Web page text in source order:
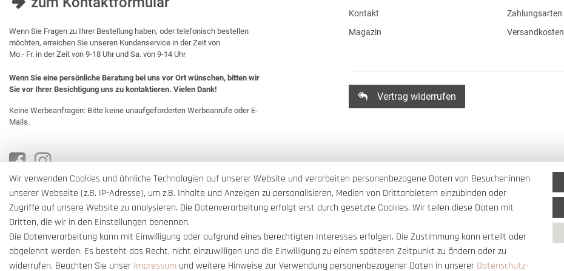
Wenn Sie Fragen zu Ihrer Bestellung haben, oder telefonisch bestellen
möchten, erreichen Sie unseren Kundenservice in der Zeit von
Mo.- Fr. in der Zeit von 9-18 Uhr und Sa. von 9-14 Uhr
Wenn Sie eine persönliche Beratung bei uns vor Ort wünschen, bitten wir
Sie vor Ihrer Besichtigung uns zu kontaktieren. Vielen Dank!
Keine Werbeanfragen: Bitte keine unaufgeforderten Werbeanrufe oder E-
Mails.
Kontakt
Magazin
Zahlungsarten
Versandkosten
Vertrag widerrufen
Wir verwenden Cookies und ähnliche Technologien auf unserer Website und verarbeiten personenbezogene Daten von Besucher:innen
unserer Webseite (z.B. IP-Adresse), um z.B. Inhalte und Anzeigen zu personalisieren, Medien von Drittanbietern einzubinden oder
Zugriffe auf unsere Website zu analysieren. Die Datenverarbeitung erfolgt erst durch gesetzte Cookies. Wir teilen diese Daten mit
Dritten, die wir in den Einstellungen benennen.
Die Datenverarbeitung kann mit Einwilligung oder aufgrund eines berechtigten Interesses erfolgen. Die Zustimmung kann erteilt oder
abgelehnt werden. Es besteht das Recht, nicht einzuwilligen und die Einwilligung zu einem späteren Zeitpunkt zu ändern oder zu
widerrufen. Beachten Sie unser Impressum und weitere Hinweise zur Verwendung personenbezogener Daten in unserer Daten­schutz­